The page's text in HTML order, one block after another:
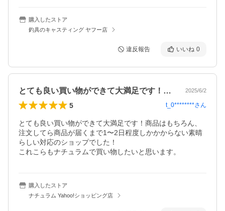
購入したストア
釣具のキャスティング ヤフー店
違反報告 いいね 0
とても良い買い物ができて大満足です！商… 2025/6/2
5 t_0********さん
とても良い買い物ができて大満足です！商品はもちろん、
注文してら商品が届くまで1〜2日程度しかかからない素晴
らしい対応のショップでした！
これこらもナチュラムで買い物したいと思います。
購入したストア
ナチュラム Yahoo!ショッピング店